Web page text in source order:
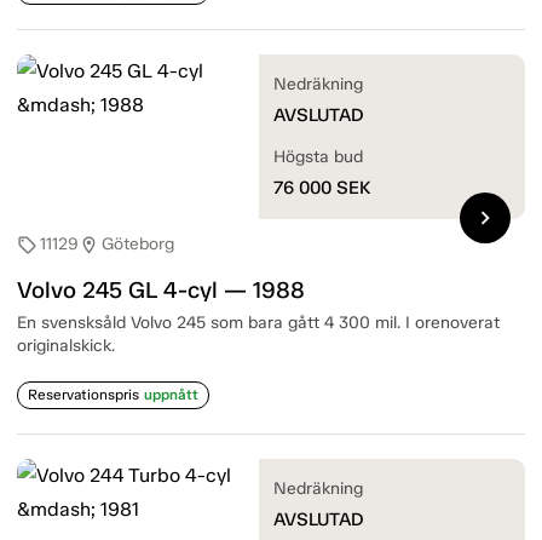
sell11129 location_on Göteborg
Volvo 245 GL 4-cyl — 1988
En svensksåld Volvo 245 som bara gått 4 300 mil. I orenoverat
originalskick.
Reservationspris uppnått
Nedräkning
AVSLUTAD
Högsta bud
76 000 SEK
chevron_right
Nedräkning
AVSLUTAD